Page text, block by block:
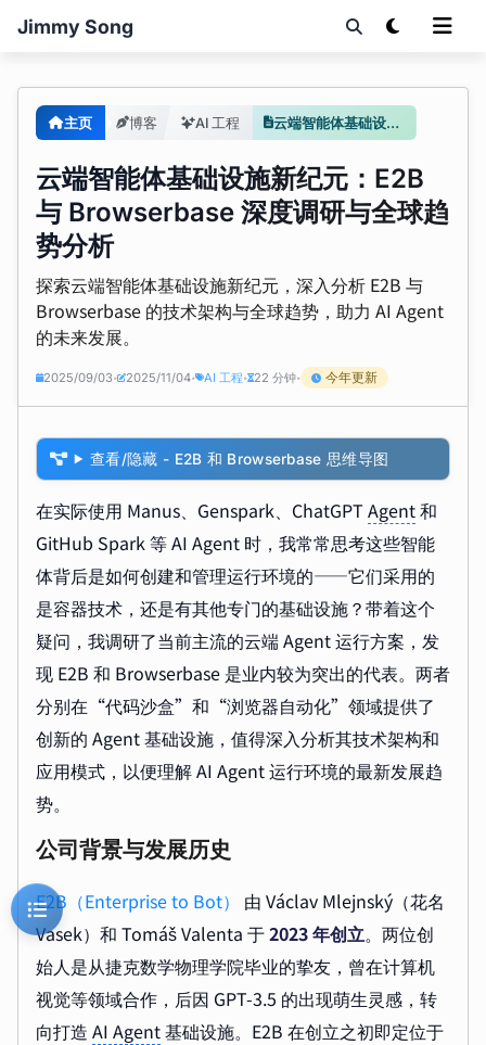
Jimmy Song
主页 博客 AI 工程 云端智能体基础设施新纪元：E2B 与 Browserbase 深度调研与全球趋势分析
云端智能体基础设施新纪元：E2B
与 Browserbase 深度调研与全球趋
势分析
探索云端智能体基础设施新纪元，深入分析 E2B 与
Browserbase 的技术架构与全球趋势，助力 AI Agent
的未来发展。
2025/09/03 • 2025/11/04• AI 工程 • 22 分钟• 今年更新
查看/隐藏 - E2B 和 Browserbase 思维导图
在实际使用 Manus、Genspark、ChatGPT Agent和
GitHub Spark 等 AI Agent 时，我常常思考这些智能
体背后是如何创建和管理运行环境的——它们采用的
是容器技术，还是有其他专门的基础设施？带着这个
疑问，我调研了当前主流的云端 Agent 运行方案，发
现 E2B 和 Browserbase 是业内较为突出的代表。两者
分别在“代码沙盒”和“浏览器自动化”领域提供了
创新的 Agent 基础设施，值得深入分析其技术架构和
应用模式，以便理解 AI Agent 运行环境的最新发展趋
势。
公司背景与发展历史
E2B（Enterprise to Bot）
由 Václav Mlejnský（花名
Vasek）和 Tomáš Valenta 于2023 年创立。两位创
始人是从捷克数学物理学院毕业的挚友，曾在计算机
视觉等领域合作，后因 GPT-3.5 的出现萌生灵感，转
向打造 AI Agent基础设施。E2B 在创立之初即定位于